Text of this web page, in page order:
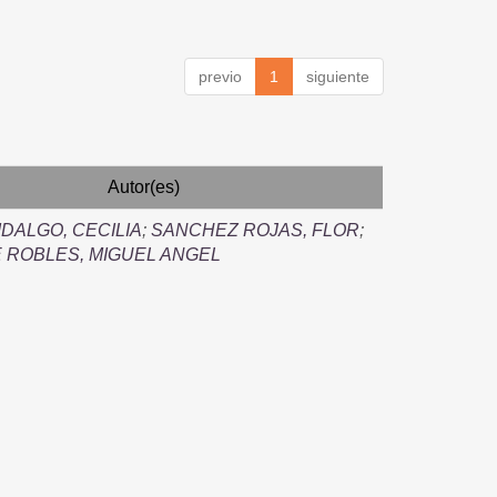
previo 1 siguiente
Autor(es)
CECILIA; SANCHEZ ROJAS, FLOR;
MIGUEL ANGEL